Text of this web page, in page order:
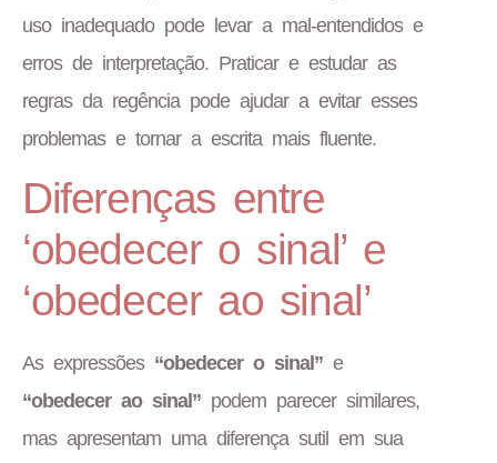
uso inadequado pode levar a mal-entendidos e
erros de interpretação. Praticar e estudar as
regras da regência pode ajudar a evitar esses
problemas e tornar a escrita mais fluente.
Diferenças entre
‘obedecer o sinal’ e
‘obedecer ao sinal’
As expressões “obedecer o sinal” e
“obedecer ao sinal” podem parecer similares,
mas apresentam uma diferença sutil em sua